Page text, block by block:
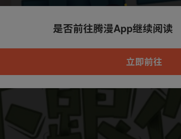
本章节仅支持App阅读，可打开App新用
户7天免费看
是否前往腾漫App继续阅读
立即前往